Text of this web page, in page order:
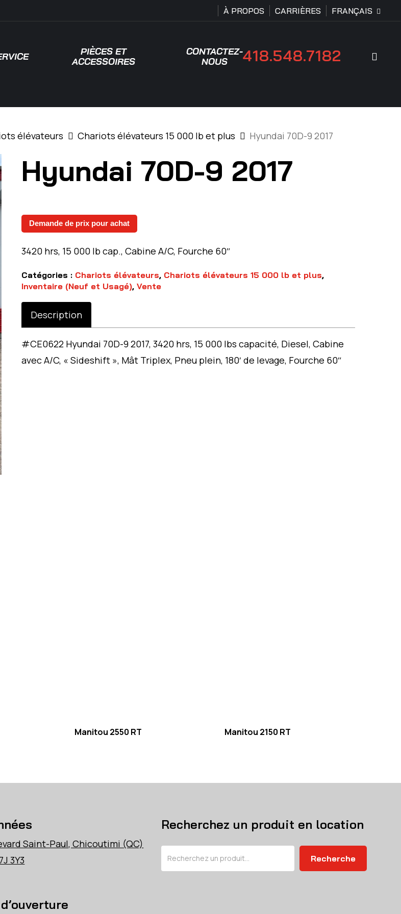
À PROPOS CARRIÈRES FRANÇAIS
PIÈCES ET
ACCESSOIRES
CONTACTEZ-
NOUS
418.548.7182
élévateurs Chariots élévateurs 15 000 lb et plus Hyundai 70D-9 2017
Hyundai 70D-9 2017
Demande de prix pour achat
3420 hrs, 15 000 lb cap., Cabine A/C, Fourche 60″
Catégories : Chariots élévateurs, Chariots élévateurs 15 000 lb et plus,
Inventaire (Neuf et Usagé), Vente
Description
#CE0622 Hyundai 70D-9 2017, 3420 hrs, 15 000 lbs capacité, Diesel, Cabine
avec A/C, « Sideshift », Mât Triplex, Pneu plein, 180′ de levage, Fourche 60″
Manitou 2550 RT Manitou 2150 RT
Saint-Paul, Chicoutimi (QC)
3Y3
Recherchez un produit en location
Recherche